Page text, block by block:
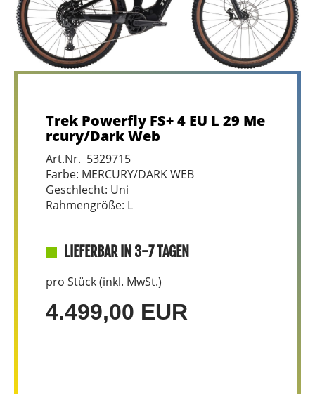
Trek Powerfly FS+ 4 EU L 29 Me
rcury/Dark Web
Art.Nr. 5329715
Farbe: MERCURY/DARK WEB
Geschlecht: Uni
Rahmengröße: L
LIEFERBAR IN 3-7 TAGEN
pro Stück (inkl. MwSt.)
4.499,00 EUR